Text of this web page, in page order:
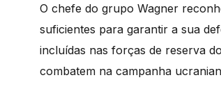
O chefe do grupo Wagner
suficientes para garantir a sua
incluídas nas forças de reserva
combatem na campanha